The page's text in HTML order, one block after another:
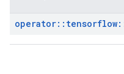
operator:: tensorflow